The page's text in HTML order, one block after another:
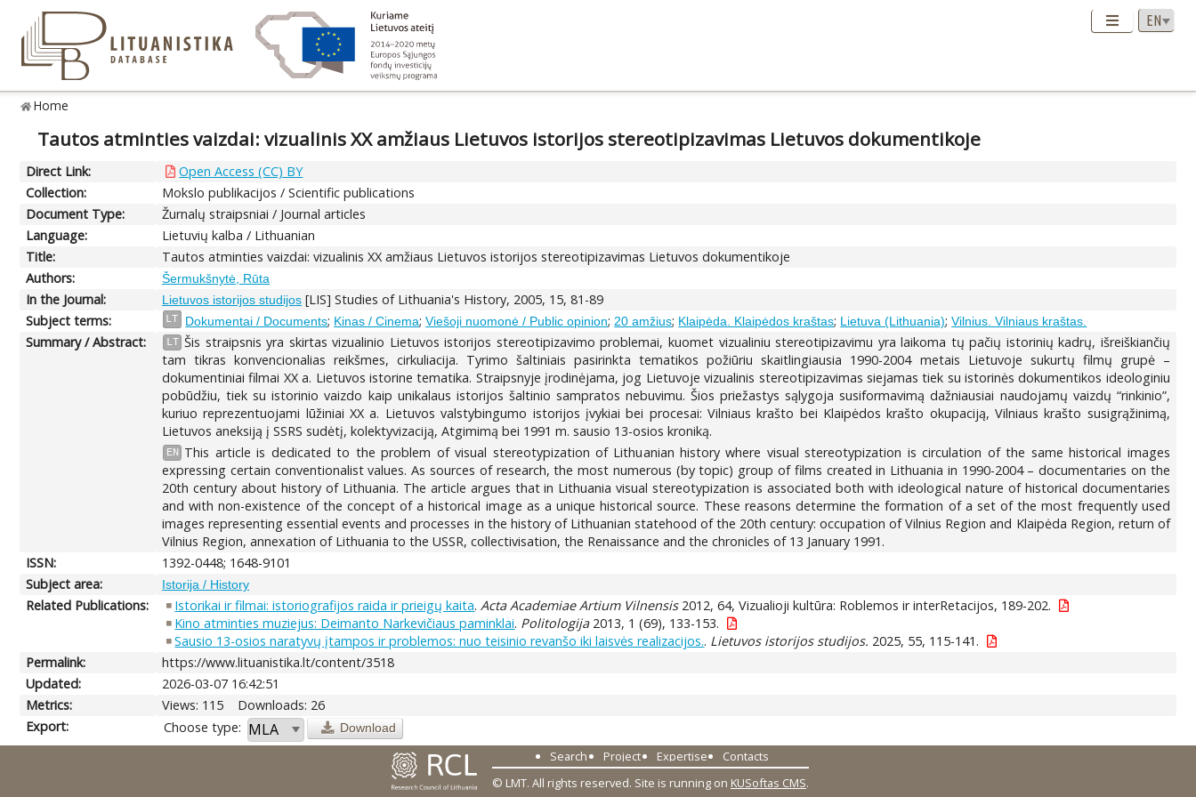
Home
Tautos atminties vaizdai: vizualinis XX amžiaus Lietuvos istorijos stereotipizavimas Lietuvos dokumentikoje
Direct Link:
Open Access (CC) BY
Collection:
Mokslo publikacijos / Scientific publications
Document Type:
Žurnalų straipsniai / Journal articles
Language:
Lietuvių kalba / Lithuanian
Title:
Tautos atminties vaizdai: vizualinis XX amžiaus Lietuvos istorijos stereotipizavimas Lietuvos dokumentikoje
Authors:
Šermukšnytė, Rūta
In the Journal: Lietuvos istorijos studijos [LIS] Studies of Lithuania's History, 2005, 15, 81-89
Subject terms:
LT Dokumentai / Documents; Kinas / Cinema;Viešoji nuomonė / Public opinion; 20 amžius; Klaipėda. Klaipėdos kraštas; Lietuva (Lithuania);Vilnius. Vilniaus kraštas.
Summary / Abstract: LT Šis straipsnis yra skirtas vizualinio Lietuvos istorijos stereotipizavimo problemai, kuomet vizualiniu stereotipizavimu yra laikoma tų pačių istorinių kadrų, išreiškiančių
tam tikras konvencionalias reikšmes, cirkuliacija. Tyrimo šaltiniais pasirinkta tematikos požiūriu skaitlingiausia 1990-2004 metais Lietuvoje sukurtų filmų grupė –
dokumentiniai filmai XX a. Lietuvos istorine tematika. Straipsnyje įrodinėjama, jog Lietuvoje vizualinis stereotipizavimas siejamas tiek su istorinės dokumentikos ideologiniu
pobūdžiu, tiek su istorinio vaizdo kaip unikalaus istorijos šaltinio sampratos nebuvimu. Šios priežastys sąlygoja susiformavimą dažniausiai naudojamų vaizdų “rinkinio”,
kuriuo reprezentuojami lūžiniai XX a. Lietuvos valstybingumo istorijos įvykiai bei procesai: Vilniaus krašto bei Klaipėdos krašto okupaciją, Vilniaus krašto susigrąžinimą,
Lietuvos aneksiją į SSRS sudėtį, kolektyvizaciją, Atgimimą bei 1991 m. sausio 13-osios kroniką.
EN
This article is dedicated to the problem of visual stereotypization of Lithuanian history where visual stereotypization is circulation of the same historical images
expressing certain conventionalist values. As sources of research, the most numerous (by topic) group of films created in Lithuania in 1990-2004 – documentaries on the
20th century about history of Lithuania. The article argues that in Lithuania visual stereotypization is associated both with ideological nature of historical documentaries
and with non-existence of the concept of a historical image as a unique historical source. These reasons determine the formation of a set of the most frequently used
images representing essential events and processes in the history of Lithuanian statehood of the 20th century: occupation of Vilnius Region and Klaipėda Region, return of
Vilnius Region, annexation of Lithuania to the USSR, collectivisation, the Renaissance and the chronicles of 13 January 1991.
ISSN:
1392-0448; 1648-9101
Subject area:
Istorija / History
Related Publications: Istorikai ir filmai: istoriografijos raida ir prieigų kaita. Acta Academiae Artium Vilnensis2012, 64, Vizualioji kultūra: Roblemos ir interRetacijos, 189-202.
Kino atminties muziejus: Deimanto Narkevičiaus paminklai. Politologija2013, 1 (69), 133-153.
Sausio 13-osios naratyvų įtampos ir problemos: nuo teisinio revanšo iki laisvės realizacijos.. Lietuvos istorijos studijos. 2025, 55, 115-141.
Permalink:
https://www.lituanistika.lt/content/3518
Updated:
2026-03-07 16:42:51
Metrics:
Views: 115
Downloads: 26
Export:
Choose type: Download
Search Project Expertise
Contacts
© LMT. All rights reserved. Site is running on KUSoftas CMS.